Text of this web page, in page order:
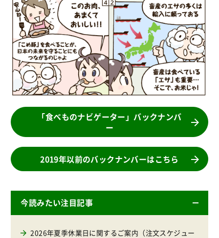
「食べものナビゲーター」バックナンバ
ー
2019年以前のバックナンバーはこちら
今読みたい注目記事
2026年夏季休業日に関するご案内（注文スケジュー